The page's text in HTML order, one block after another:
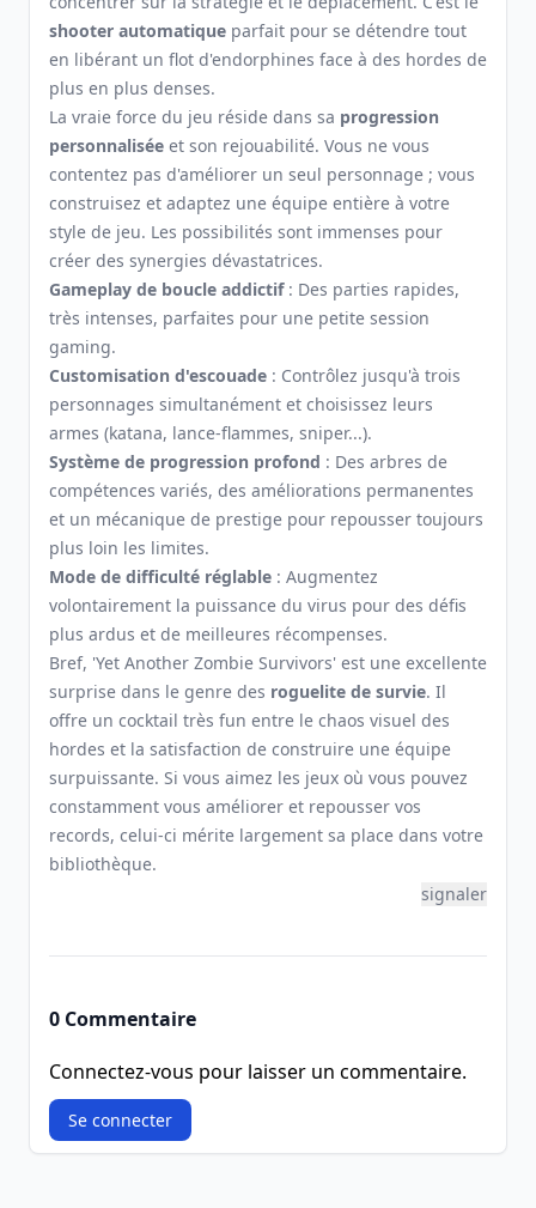
shooter automatique parfait pour se détendre tout
en libérant un flot d'endorphines face à des hordes de
plus en plus denses.
La vraie force du jeu réside dans sa progression
personnalisée et son rejouabilité. Vous ne vous
contentez pas d'améliorer un seul personnage ; vous
construisez et adaptez une équipe entière à votre
style de jeu. Les possibilités sont immenses pour
créer des synergies dévastatrices.
Gameplay de boucle addictif: Des parties rapides,
très intenses, parfaites pour une petite session
gaming.
Customisation d'escouade : Contrôlez jusqu'à trois
personnages simultanément et choisissez leurs
armes (katana, lance-flammes, sniper...).
Système de progression profond : Des arbres de
compétences variés, des améliorations permanentes
et un mécanique de prestige pour repousser toujours
plus loin les limites.
Mode de difficulté réglable : Augmentez
volontairement la puissance du virus pour des défis
plus ardus et de meilleures récompenses.
Bref, 'Yet Another Zombie Survivors' est une excellente
surprise dans le genre des roguelite de survie. Il
offre un cocktail très fun entre le chaos visuel des
hordes et la satisfaction de construire une équipe
surpuissante. Si vous aimez les jeux où vous pouvez
constamment vous améliorer et repousser vos
records, celui-ci mérite largement sa place dans votre
bibliothèque.
signaler
0 Commentaire
Connectez-vous pour laisser un commentaire.
Se connecter